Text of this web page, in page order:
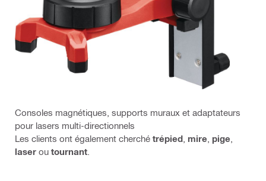
Consoles magnétiques, supports muraux et adaptateurs
pour lasers multi-directionnels
Les clients ont également cherché trépied mire pige
laser ou tournant